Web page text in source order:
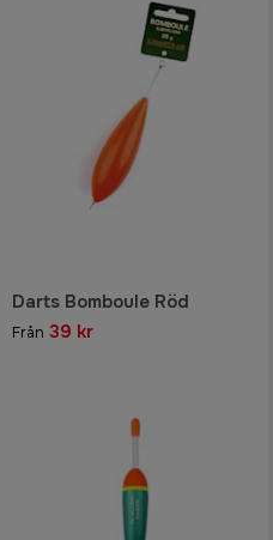
Darts Bomboule Röd
Från 39 kr